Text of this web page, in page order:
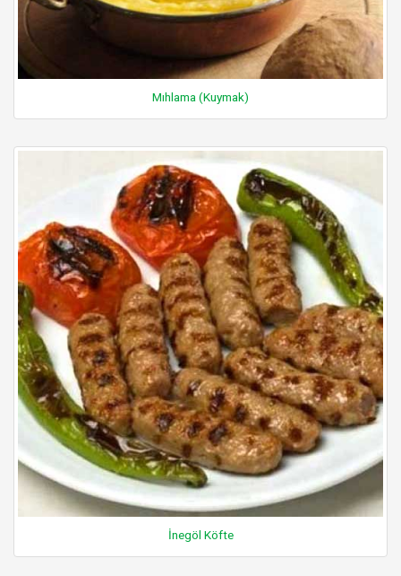
Mıhlama (Kuymak)
İnegöl Köfte